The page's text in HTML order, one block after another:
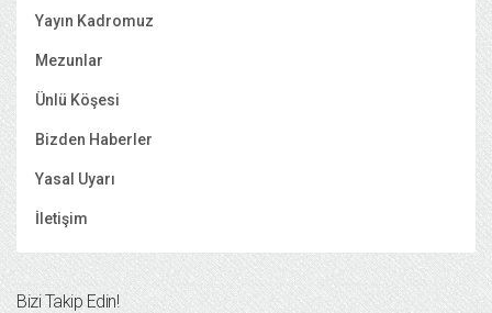
Yayın Kadromuz
Mezunlar
Ünlü Köşesi
Bizden Haberler
Yasal Uyarı
İletişim
Bizi Takip Edin!